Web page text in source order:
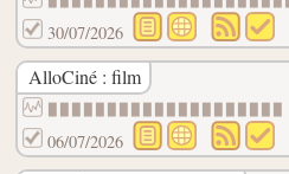
30/07/2026
AlloCiné : film
06/07/2026